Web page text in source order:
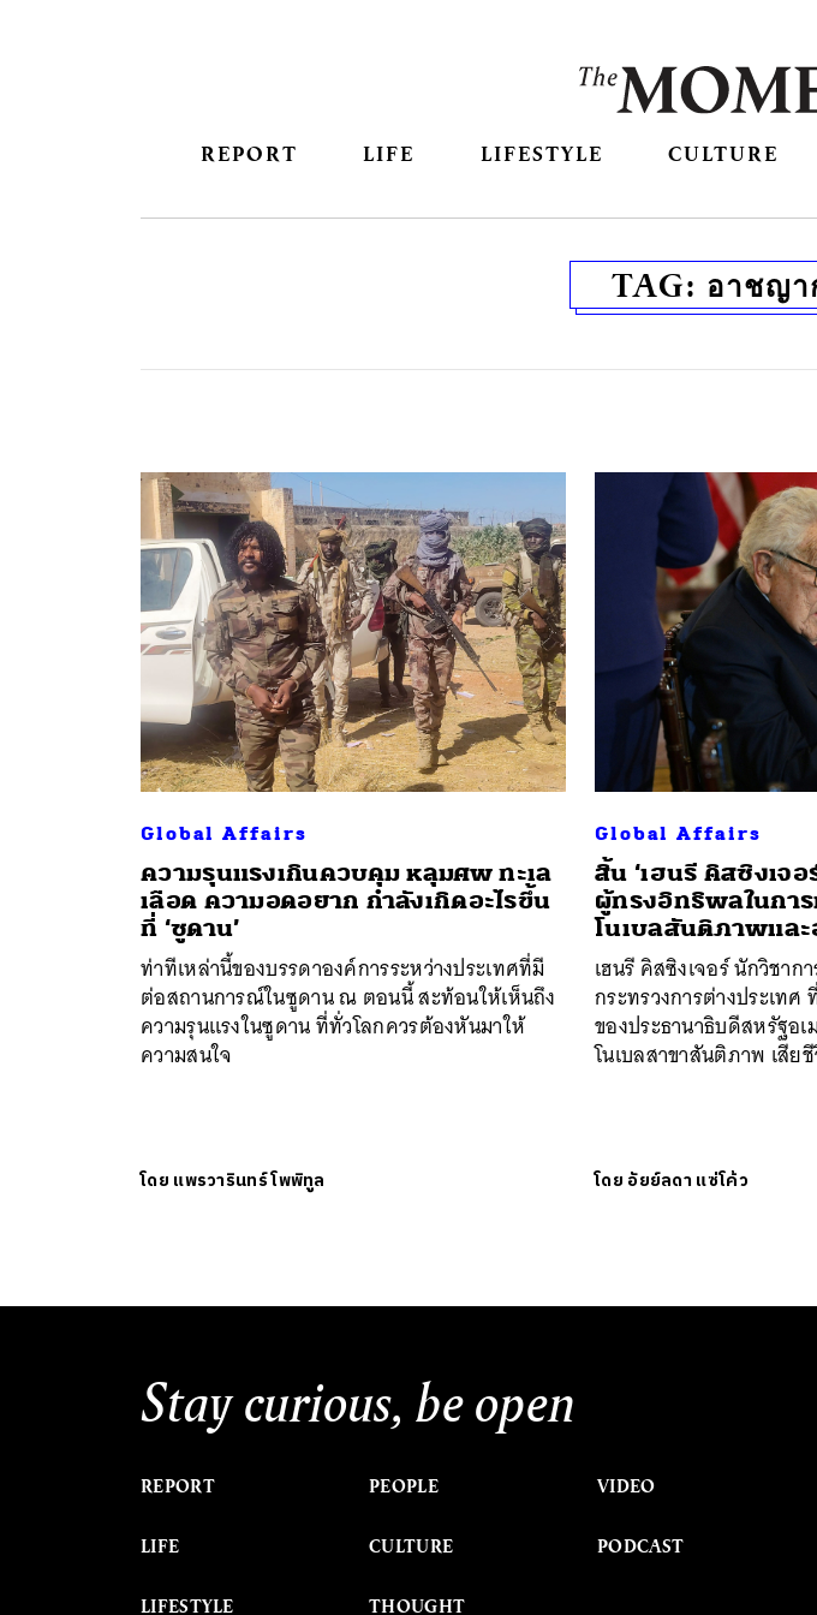
REPORT LIFE LIFESTYLE CULTURE
TAG: อาชญา
Global Affairs
ความรุนแรงเกินควบคุม หลุมศพ ทะเล
เลือด ความอดอยาก กำลังเกิดอะไรขึ้น
ที่ ‘ซูดาน’
ท่าทีเหล่านี้ของบรรดาองค์การระหว่างประเทศที่มี
ต่อสถานการณ์ในซูดาน ณ ตอนนี้ สะท้อนให้เห็นถึง
ความรุนแรงในซูดาน ที่ทั่วโลกควรต้องหันมาให้
ความสนใจ
โดย แพรวารินทร์ โพพิทูล
Global Affairs
สิ้น ‘เฮนรี คิสซิงเจอ
ผู้ทรงอิทธิพลในการ
โนเบลสันติภาพแล
เฮนรี คิสซิงเจอร์ นักวิชา
กระทรวงการต่างประเท
ของประธานาธิบดีสหรัฐอเ
โนเบลสาขาสันติภาพ เสีย
โดย อัยย์ลดา แซ่โค้ว
Stay curious, be open
REPORT
LIFE
LIFESTYLE
PEOPLE
CULTURE
THOUGHT
VIDEO
PODCAST
SHARE TWEET